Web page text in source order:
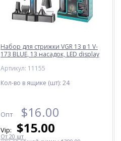
Набор для стрижки VGR 13 в 1 V-
173 BLUE, 13 насадок, LED display
Артикул: 11155
Кол-во в ящике (шт): 24
Опт $16.00
Vip: $15.00
От 20 шт